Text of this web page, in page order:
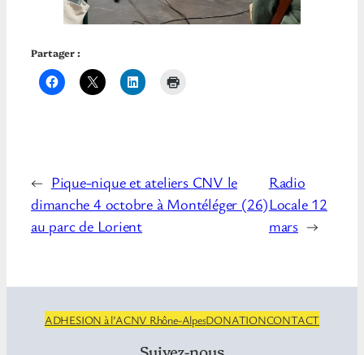
Partager :
← Pique-nique et ateliers CNV le
dimanche 4 octobre à Montéléger (26)
au parc de Lorient
Radio
Locale 12
mars →
ADHESION à l’ACNV Rhône-AlpesDONATIONCONTACT